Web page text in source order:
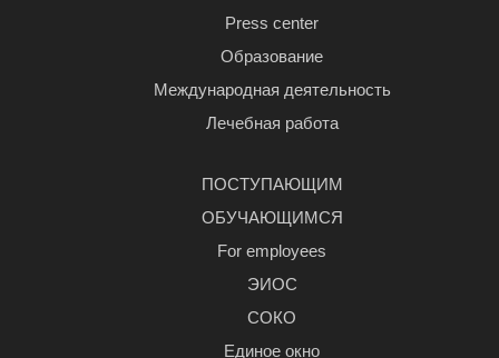
Press center
Образование
Международная деятельность
Лечебная работа
ПОСТУПАЮЩИМ
ОБУЧАЮЩИМСЯ
For employees
ЭИОС
СОКО
Единое окно